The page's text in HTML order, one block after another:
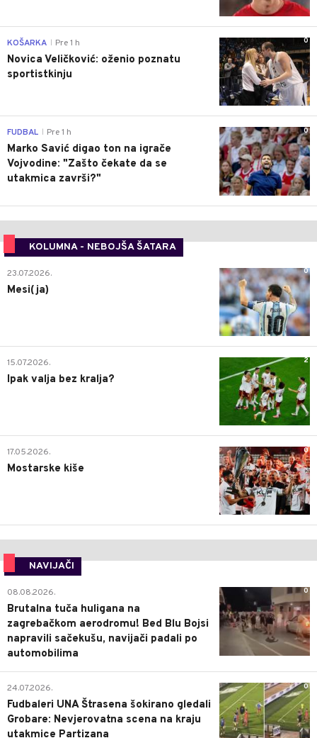
0
KOŠARKA Pre 1 h
Novica Veličković: oženio poznatu
sportistkinju
0
FUDBAL Pre 1 h
Marko Savić digao ton na igrače
Vojvodine: "Zašto čekate da se
utakmica završi?"
KOLUMNA - NEBOJŠA ŠATARA
0
23.07.2026.
Mesi(ja)
2
15.07.2026.
Ipak valja bez kralja?
0
17.05.2026.
Mostarske kiše
NAVIJAČI
0
08.08.2026.
Brutalna tuča huligana na
zagrebačkom aerodromu! Bed Blu Bojsi
napravili sačekušu, navijači padali po
automobilima
0
24.07.2026.
Fudbaleri UNA Štrasena šokirano gledali
Grobare: Nevjerovatna scena na kraju
utakmice Partizana